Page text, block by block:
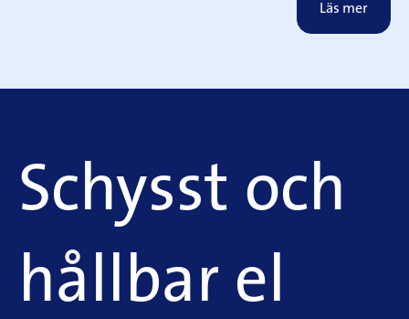
Läs mer
Schysst och
hållbar el